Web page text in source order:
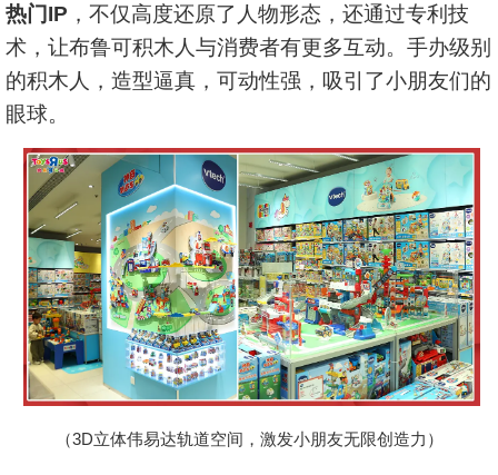
热门IP ，不仅高度还原了人物形态，还通过专利技
术，让布鲁可积木人与消费者有更多互动。手办级别
的积木人，造型逼真，可动性强，吸引了小朋友们的
眼球。
（3D立体伟易达轨道空间，激发小朋友无限创造力）